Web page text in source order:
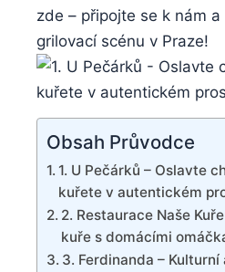
zde – připojte se k nám
grilovací scénu v Praze!
Obsah Průvodce
1. U Pečárků – Oslavte
⁤kuřete⁣ v autentickém
2. Restaurace Naše
​kuře s domácími
3. Ferdinanda –